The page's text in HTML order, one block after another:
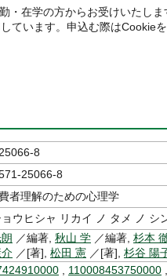
・在学の方からお受けいたしま
ています。申込む際はCookie
8
25066-8
者理解のための心理学
ウヒシャ リカイ ノ タメ ノ シ
／編著, 秋山 学 ／編著, 杉本
／[著], 松田 憲 ／[著], 杉谷 陽
110008453750000